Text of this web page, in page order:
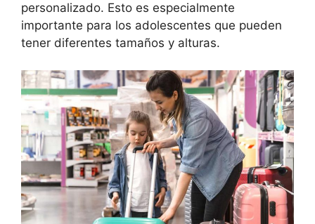
personalizado. Esto es especialmente
importante para los adolescentes que pueden
tener diferentes tamaños y alturas.